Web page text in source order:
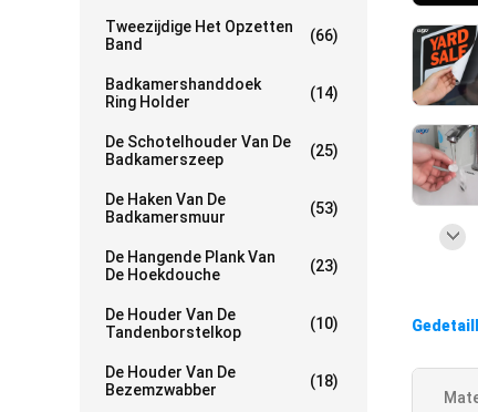
Tweezijdige Het Opzetten
Band
(66)
Badkamershanddoek
Ring Holder
(14)
De Schotelhouder Van De
Badkamerszeep
(25)
De Haken Van De
Badkamersmuur
(53)
De Hangende Plank Van
De Hoekdouche
(23)
De Houder Van De
Tandenborstelkop
(10)
De Houder Van De
Bezemzwabber
(18)